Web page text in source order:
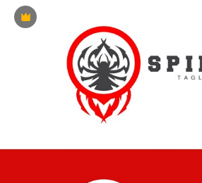
Premium